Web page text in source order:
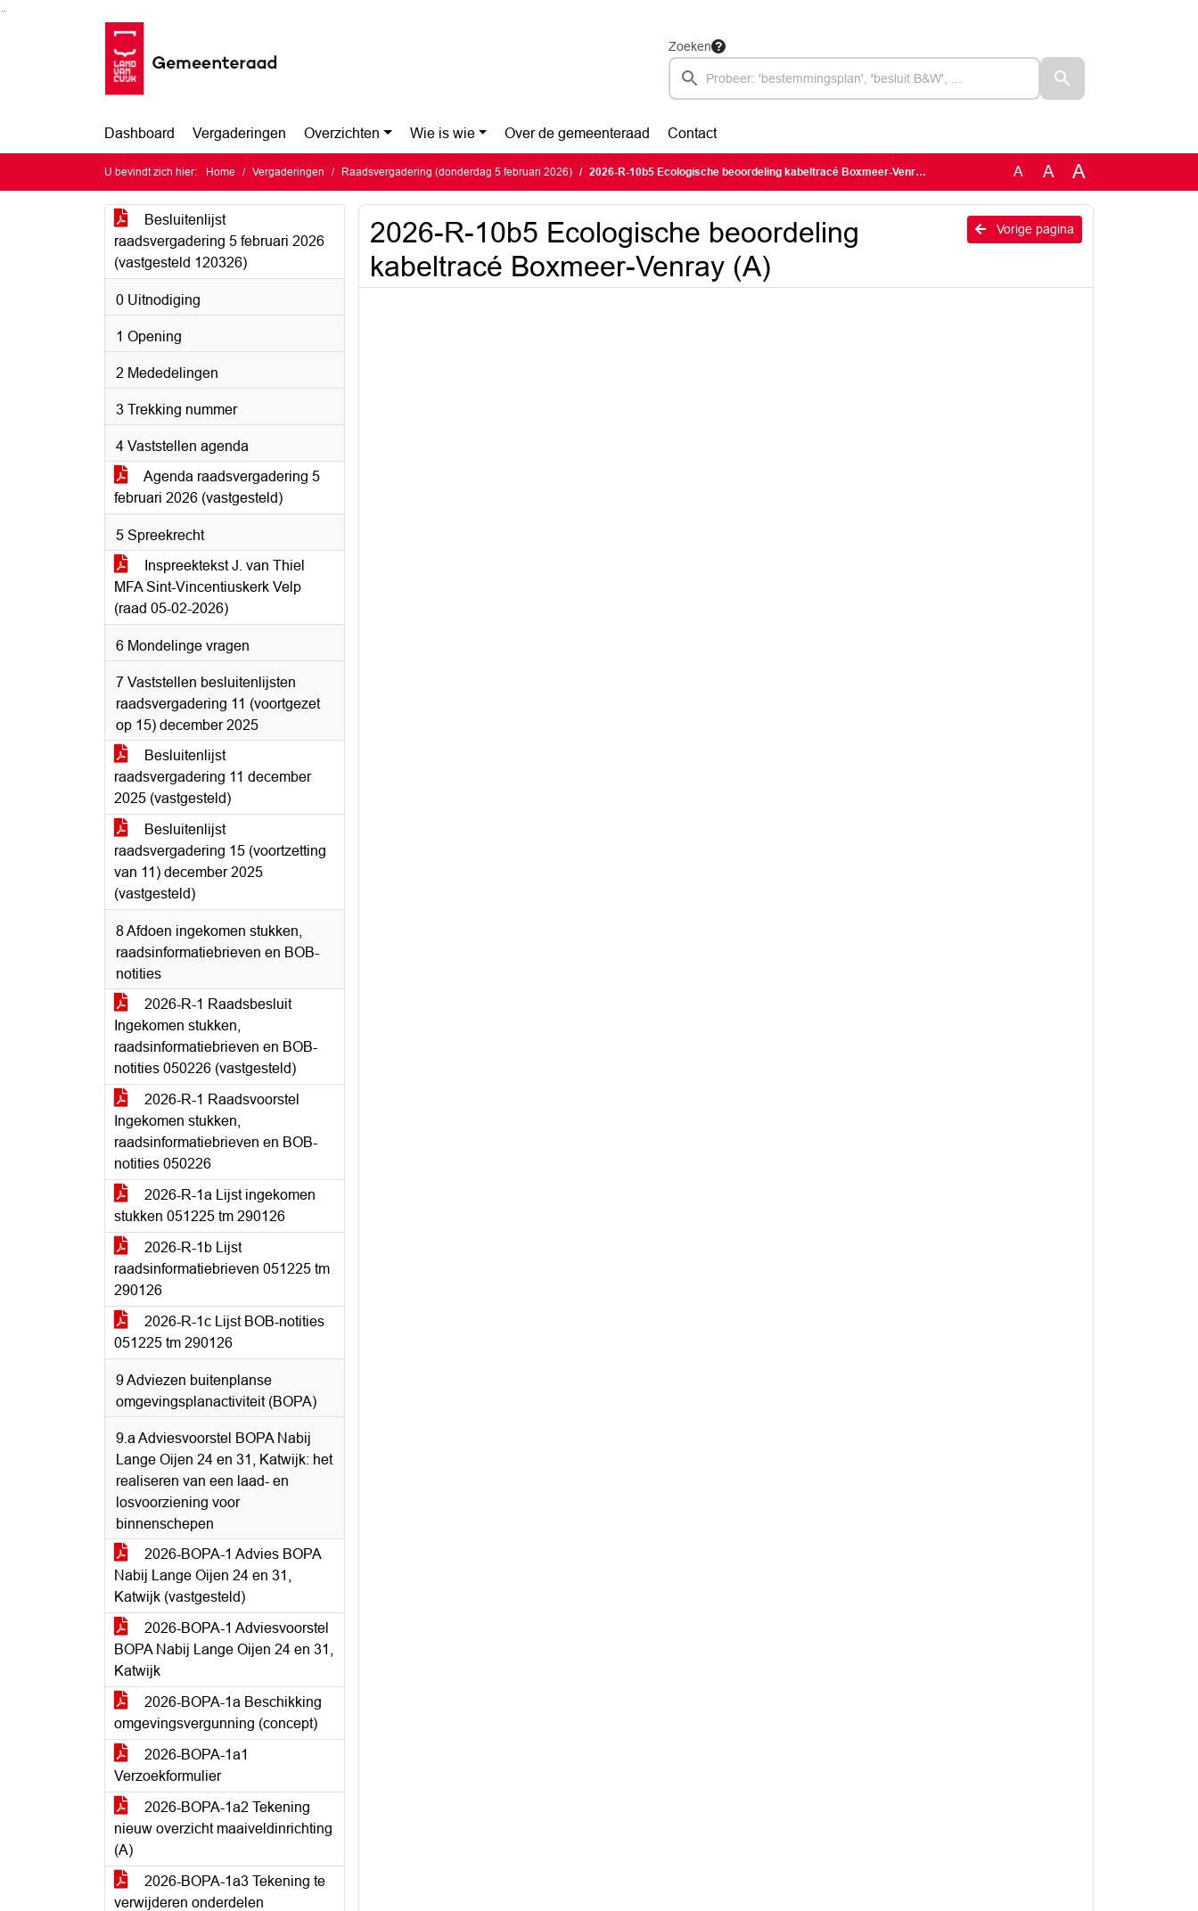
Ga naar de inhoud van deze pagina
Ga naar het zoeken
Ga naar het menu
Zoeken
Dashboard Vergaderingen Overzichten Wie is wie Over de gemeenteraad Contact
U bevindt zich hier: Home Vergaderingen Raadsvergadering (donderdag 5 februari 2026) 2026-R-10b5 Ecologische beoordeling kabeltracé Boxmeer-Venray (A) A A A
Besluitenlijst
raadsvergadering 5 februari 2026
(vastgesteld 120326)
0 Uitnodiging
1 Opening
2 Mededelingen
3 Trekking nummer
4 Vaststellen agenda
Agenda raadsvergadering 5
februari 2026 (vastgesteld)
5 Spreekrecht
Inspreektekst J. van Thiel
MFA Sint-Vincentiuskerk Velp
(raad 05-02-2026)
6 Mondelinge vragen
7 Vaststellen besluitenlijsten
raadsvergadering 11 (voortgezet
op 15) december 2025
Besluitenlijst
raadsvergadering 11 december
2025 (vastgesteld)
Besluitenlijst
raadsvergadering 15 (voortzetting
van 11) december 2025
(vastgesteld)
8 Afdoen ingekomen stukken,
raadsinformatiebrieven en BOB-
notities
2026-R-1 Raadsbesluit
Ingekomen stukken,
raadsinformatiebrieven en BOB-
notities 050226 (vastgesteld)
2026-R-1 Raadsvoorstel
Ingekomen stukken,
raadsinformatiebrieven en BOB-
notities 050226
2026-R-1a Lijst ingekomen
stukken 051225 tm 290126
2026-R-1b Lijst
raadsinformatiebrieven 051225 tm
290126
2026-R-1c Lijst BOB-notities
051225 tm 290126
9 Adviezen buitenplanse
omgevingsplanactiviteit (BOPA)
9.a Adviesvoorstel BOPA Nabij
Lange Oijen 24 en 31, Katwijk: het
realiseren van een laad- en
losvoorziening voor
binnenschepen
2026-BOPA-1 Advies BOPA
Nabij Lange Oijen 24 en 31,
Katwijk (vastgesteld)
2026-BOPA-1 Adviesvoorstel
BOPA Nabij Lange Oijen 24 en 31,
Katwijk
2026-BOPA-1a Beschikking
omgevingsvergunning (concept)
2026-BOPA-1a1
Verzoekformulier
2026-BOPA-1a2 Tekening
nieuw overzicht maaiveldinrichting
(A)
2026-BOPA-1a3 Tekening te
verwijderen onderdelen
Vorige pagina
2026-R-10b5 Ecologische beoordeling
kabeltracé Boxmeer-Venray (A)